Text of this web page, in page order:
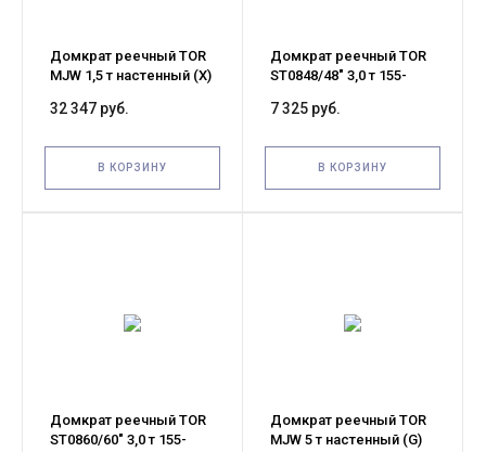
Домкрат реечный TOR
MJW 1,5 т настенный (X)
32 347 руб.
В КОРЗИНУ
Домкрат реечный TOR
ST0848/48" 3,0 т 155-
7 325 руб.
В КОРЗИНУ
Домкрат реечный TOR
ST0860/60" 3,0 т 155-
Домкрат реечный TOR
MJW 5 т настенный (G)